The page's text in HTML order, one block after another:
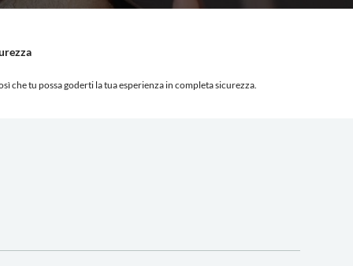
che tu possa goderti la tua esperienza in completa sicurezza.